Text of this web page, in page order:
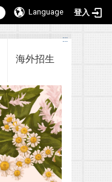
Language 登入
:::
海外招生